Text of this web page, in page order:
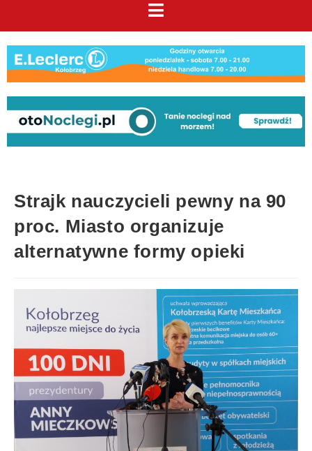
Strajk nauczycieli pewny na 90
proc. Miasto organizuje
alternatywne formy opieki